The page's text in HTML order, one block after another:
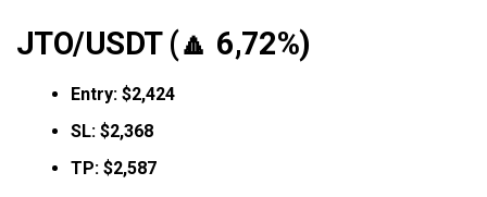
JTO/USDT (🔼 6,72%)
Entry: $2,424
SL: $2,368
TP: $2,587